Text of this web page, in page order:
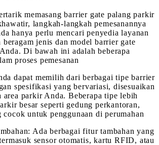
memasang barrier gate palang parkir
langkah-langkah pemesanannya
hanya perlu mencari penyedia layanan
beragam jenis dan model barrier gate
Di bawah ini adalah beberapa
proses pemesanan
dapat memilih dari berbagai tipe barrier
spesifikasi yang bervariasi, disesuaikan
area parkir Anda. Beberapa tipe lebih
besar seperti gedung perkantoran,
cocok untuk penggunaan di perumahan
Ada berbagai fitur tambahan yang
sensor otomatis, kartu RFID, atau